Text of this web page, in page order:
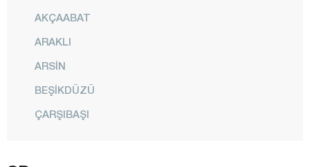
AKÇAABAT
ARAKLI
ARSİN
BEŞİKDÜZÜ
ÇARŞIBAŞI